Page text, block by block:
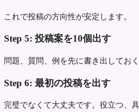
これで投稿の方向性が安定します。
Step 5: 投稿案を10個出す
問題、質問、例を先に書き出してお
Step 6: 最初の投稿を出す
完璧でなくて大丈夫です。役立つ、